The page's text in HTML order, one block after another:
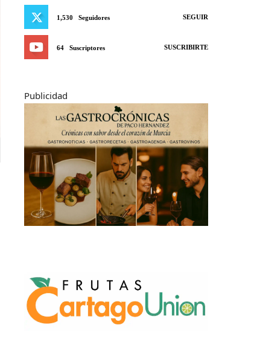
1,530 Seguidores SEGUIR
64 Suscriptores SUSCRIBIRTE
Publicidad